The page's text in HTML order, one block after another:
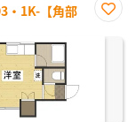
・1K-【角部
に入